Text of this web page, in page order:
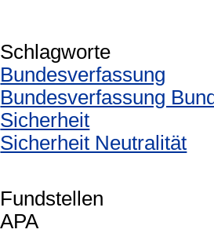
Schlagworte
Bundesverfassung
Bundesverfassung
Sicherheit
Sicherheit Neutralität
Fundstellen
APA